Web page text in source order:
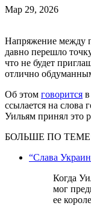
Мар 29, 2026
Напряжение
давно перешло
что не будет
отлично
Об этом говорится
ссылается на слова
Уильям принял это
БОЛЬШЕ ПО
“Слава
Когда Уильяма коронуют, он может не проявить ни одного милосердия к нему и Меган. Гарри
мог
ее